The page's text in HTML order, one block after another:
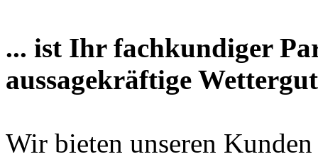
... ist Ihr fachkundiger
aussagekräftige
Wir bieten unseren